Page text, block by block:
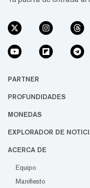
PARTNER
PROFUNDIDADES
MONEDAS
EXPLORADOR DE
ACERCA DE
Equipo
Manifiesto